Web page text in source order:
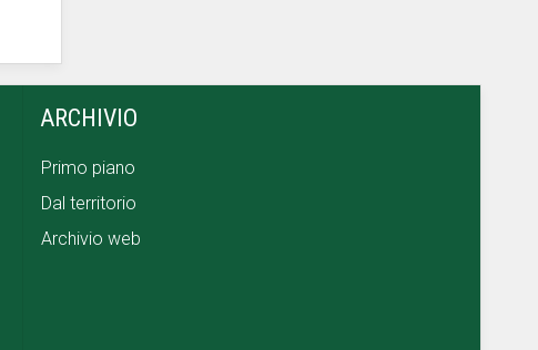
ARCHIVIO
Primo piano
Dal territorio
Archivio web